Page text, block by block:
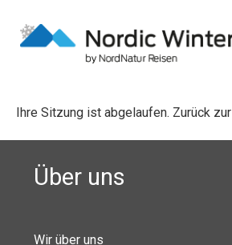
Ihre Sitzung ist abgelaufen. Zurück zur
Über uns
Wir über uns